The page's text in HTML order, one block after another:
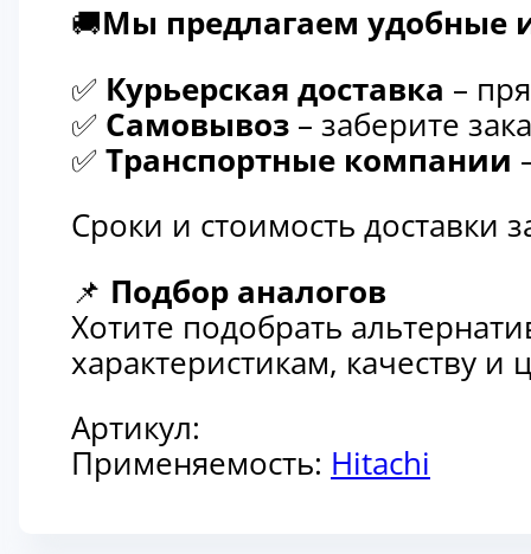
🚚Мы предлагаем удобные
✅ Курьерская доставка –
✅ Самовывоз – заберите
✅ Транспортные компании
Сроки и стоимость доставки
📌 Подбор аналогов
Хотите подобрать
характеристикам, качеству
Артикул:
Применяемость: Hitachi